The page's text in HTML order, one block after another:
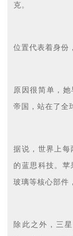
克。
位置代表着身份
原因很简单，
帝国，站在了全
据说，世界上每
的蓝思科技。
玻璃等核心部件
除此之外，三